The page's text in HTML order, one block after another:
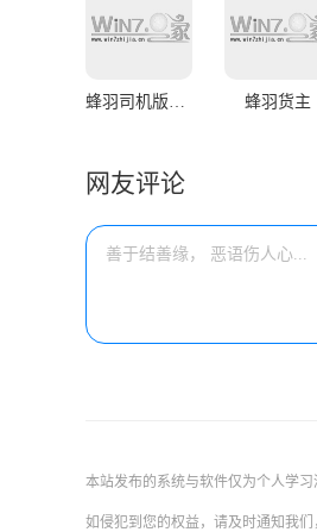
蜂羽货主
网友评论
本站发布的系统与软件仅为个人学
如侵犯到您的权益，请及时通知我